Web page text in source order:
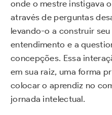
onde o mestre instigava
através de perguntas
levando-o a construir
entendimento e a
concepções. Essa
em sua raiz, uma forma
colocar o aprendiz no
jornada intelectual.